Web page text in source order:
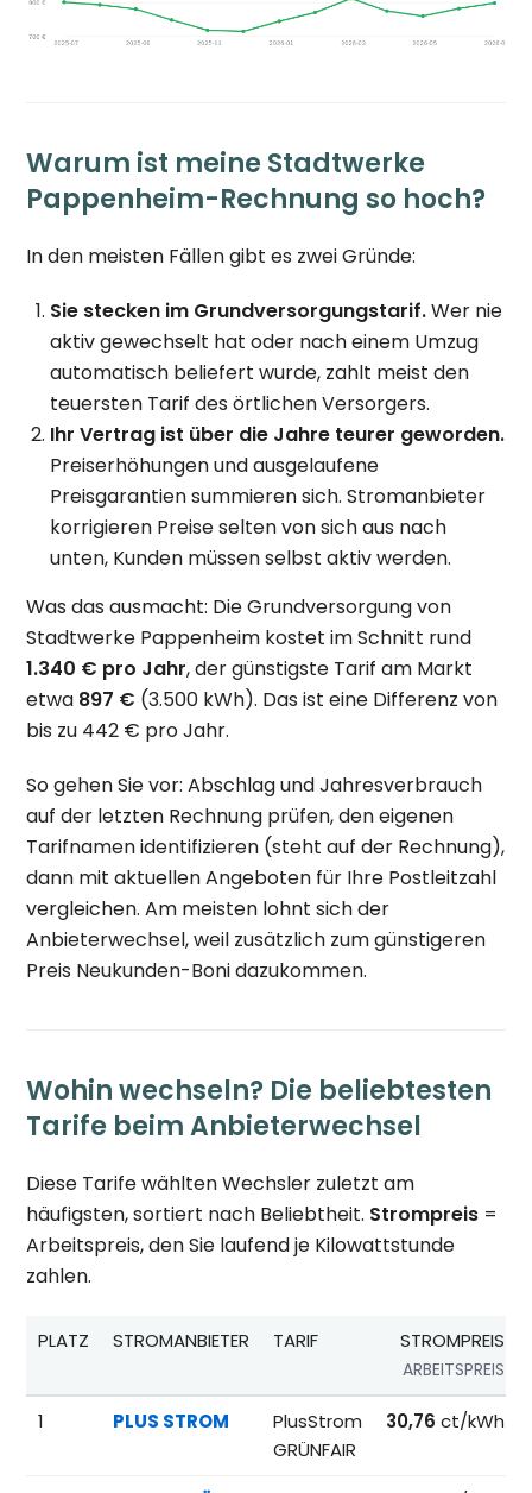
Warum ist meine Stadtwerke
Pappenheim-Rechnung so hoch?
In den meisten Fällen gibt es zwei Gründe:
Sie stecken im Grundversorgungstarif.Wer nie
aktiv gewechselt hat oder nach einem Umzug
automatisch beliefert wurde, zahlt meist den
teuersten Tarif des örtlichen Versorgers.
Ihr Vertrag ist über die Jahre teurer geworden.
Preiserhöhungen und ausgelaufene
Preisgarantien summieren sich. Stromanbieter
korrigieren Preise selten von sich aus nach
unten, Kunden müssen selbst aktiv werden.
Was das ausmacht: Die Grundversorgung von
Stadtwerke Pappenheim kostet im Schnitt rund
1.340 € pro Jahr, der günstigste Tarif am Markt
etwa 897 € (3.500 kWh). Das ist eine Differenz von
bis zu 442 € pro Jahr.
So gehen Sie vor: Abschlag und Jahresverbrauch
auf der letzten Rechnung prüfen, den eigenen
Tarifnamen identifizieren (steht auf der Rechnung),
dann mit aktuellen Angeboten für Ihre Postleitzahl
vergleichen. Am meisten lohnt sich der
Anbieterwechsel, weil zusätzlich zum günstigeren
Preis Neukunden-Boni dazukommen.
Wohin wechseln? Die beliebtesten
Tarife beim Anbieterwechsel
Diese Tarife wählten Wechsler zuletzt am
häufigsten, sortiert nach Beliebtheit. Strompreis =
Arbeitspreis, den Sie laufend je Kilowattstunde
zahlen.
Beliebteste Tarife beim Anbieterwechsel;
PLATZ STROMANBIETER TARIF STROMPREIS
ARBEITSPREIS
1 PLUS STROM
PlusStrom
GRÜNFAIR
30,76 ct/kWh